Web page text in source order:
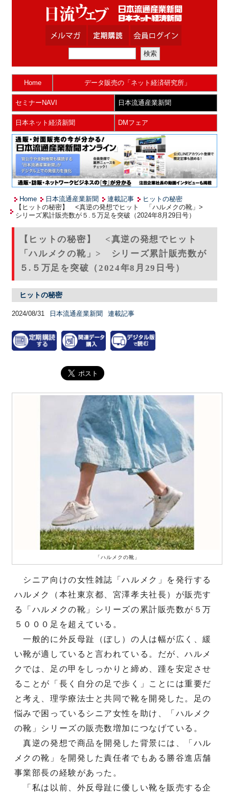
Home データ販売の「ネット経済研究所」
セミナーNAVI 日本流通産業新聞
日本ネット経済新聞 DMフェア
Home 日本流通産業新聞 連載記事
ヒットの秘密
【ヒットの秘密】 <真逆の発想でヒット 「ハルメクの靴」>
シリーズ累計販売数が５.５万足を突破（2024年8月29日号）
【ヒットの秘密】 <真逆の発想でヒット
「ハルメクの靴」> シリーズ累計販売数が
５.５万足を突破（2024年8月29日号）
ヒットの秘密
2024/08/31 日本流通産業新聞 連載記事
「ハルメクの靴」
シニア向けの女性雑誌「ハルメク」を発行する
ハルメク（本社東京都、宮澤孝夫社長）が販売す
る「ハルメクの靴」シリーズの累計販売数が５万
５０００足を超えている。
一般的に外反母趾（ぼし）の人は幅が広く、緩
い靴が適していると言われている。だが、ハルメ
クでは、足の甲をしっかりと締め、踵を安定させ
ることが「長く自分の足で歩く」ことには重要だ
と考え、理学療法士と共同で靴を開発した。足の
悩みで困っているシニア女性を助け、「ハルメク
の靴」シリーズの販売数増加につなげている。
真逆の発想で商品を開発した背景には、「ハル
メクの靴」を開発した責任者でもある勝谷進店舗
事業部長の経験があった。
「私は以前、外反母趾に優しい靴を販売する企